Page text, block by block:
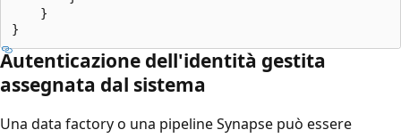
    }
Autenticazione dell'identità gestita
assegnata dal sistema
Una data factory o una pipeline Synapse può essere